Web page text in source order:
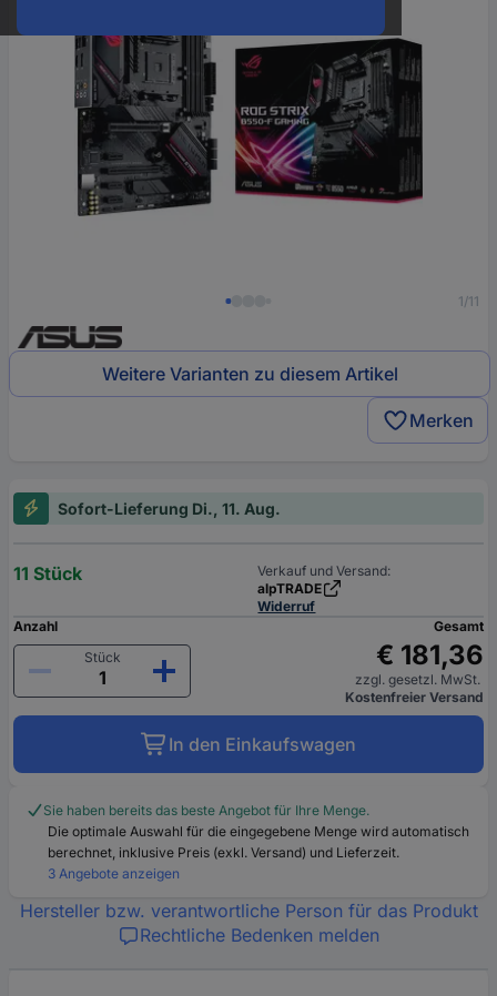
1/11
Weitere Varianten zu diesem Artikel
Merken
Sofort-Lieferung Di., 11. Aug.
11 Stück
Verkauf und Versand:
alpTRADE
Widerruf
Anzahl
Stück
Gesamt
€ 181,36
zzgl. gesetzl. MwSt.
Kostenfreier Versand
In den Einkaufswagen
Sie haben bereits das beste Angebot für Ihre Menge.
Die optimale Auswahl für die eingegebene Menge wird automatisch
berechnet, inklusive Preis (exkl. Versand) und Lieferzeit.
3 Angebote anzeigen
Hersteller bzw. verantwortliche Person für das Produkt
Rechtliche Bedenken melden